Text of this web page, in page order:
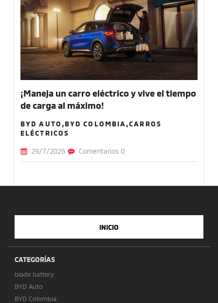
¡Maneja un carro eléctrico y vive el tiempo
de carga al máximo!
BYD AUTO,BYD COLOMBIA,CARROS
ELÉCTRICOS
29/7/2026 Comentarios 0
INICIO
CATEGORÍAS
blade battery
BYD Auto
BYD Colombia